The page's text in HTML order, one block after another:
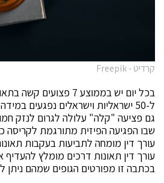
קרדיט - Freepik
בכל יום יש בממוצע 7
ל-50 ישראליות וישראלים נפגעים
גם פציעה "קלה" עלולה לגרום לנזק
שבו הפגיעה הפיזית מתורגמת לקריסה
עורך דין מומחה לתביעות בעקבות
עורך דין תאונות דרכים מומלץ להעדיף
בכתבה זו מפורטים הגופים שמהם ניתן